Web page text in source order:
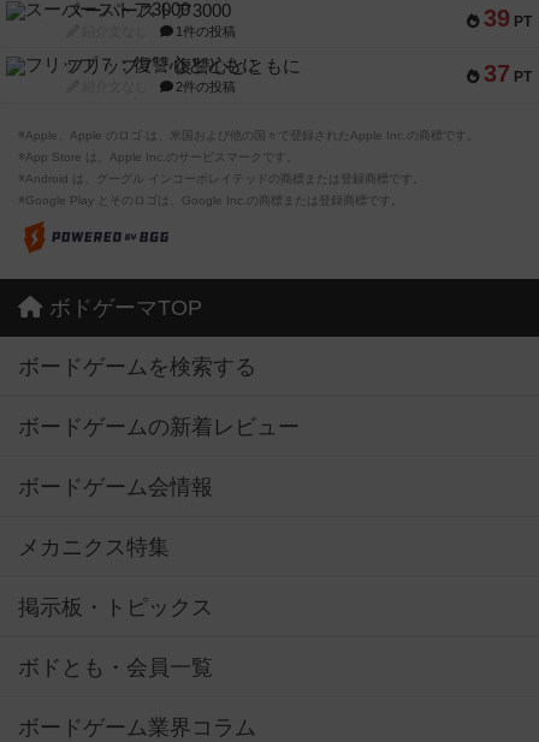
39 PT
スーパーストア3000
1件の投稿
37 PT
フリップ７：復讐心とともに
2件の投稿
※Apple、Apple のロゴ は、米国および他の国々で登録されたApple Inc.の商標です。
※App Store は、Apple Inc.のサービスマークです。
※Android は、グーグル インコーポレイテッドの商標または登録商標です。
※Google Play とそのロゴは、Google Inc.の商標または登録商標です。
ボドゲーマTOP
ボードゲームを検索する
ボードゲームの新着レビュー
ボードゲーム会情報
メカニクス特集
掲示板・トピックス
ボドとも・会員一覧
ボードゲーム業界コラム